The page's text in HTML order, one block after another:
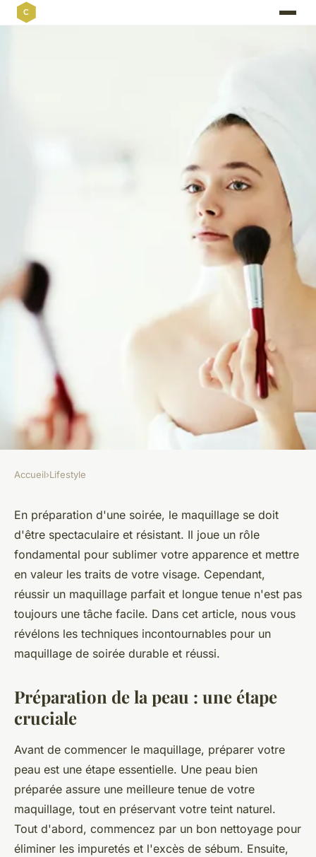
LIFESTYLE
Quelles sont les meilleures
techniques pour un
maquillage de soirée longue
tenue?
Côme•19 juin 2024• 6 min de lecture
Accueil›Lifestyle
En préparation d'une soirée, le maquillage se doit
d'être spectaculaire et résistant. Il joue un rôle
fondamental pour sublimer votre apparence et mettre
en valeur les traits de votre visage. Cependant,
réussir un maquillage parfait et longue tenue n'est pas
toujours une tâche facile. Dans cet article, nous vous
révélons les techniques incontournables pour un
maquillage de soirée durable et réussi.
Préparation de la peau : une étape
cruciale
Avant de commencer le maquillage, préparer votre
peau est une étape essentielle. Une peau bien
préparée assure une meilleure tenue de votre
maquillage, tout en préservant votre teint naturel.
Tout d'abord, commencez par un bon nettoyage pour
éliminer les impuretés et l'excès de sébum. Ensuite,